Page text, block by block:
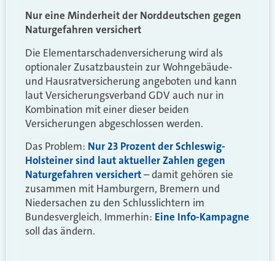
Nur eine Minderheit der Norddeutschen gegen
Naturgefahren versichert
Die Elementarschadenversicherung wird als
optionaler Zusatzbaustein zur Wohngebäude-
und Hausratversicherung angeboten und kann
laut Versicherungsverband GDV auch nur in
Kombination mit einer dieser beiden
Versicherungen abgeschlossen werden.
Das Problem: Nur 23 Prozent der Schleswig-
Holsteiner sind laut aktueller Zahlen gegen
Naturgefahren versichert– damit gehören sie
zusammen mit Hamburgern, Bremern und
Niedersachen zu den Schlusslichtern im
Bundesvergleich. Immerhin: Eine Info-Kampagne
soll das ändern.